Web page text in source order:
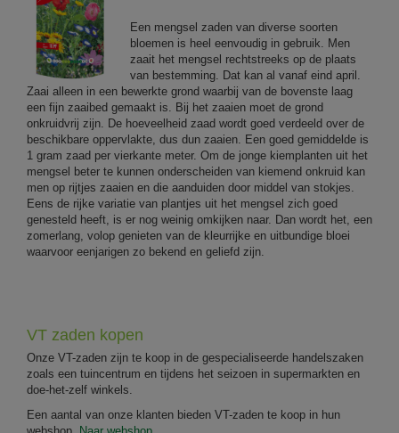
Een mengsel zaden van diverse soorten
bloemen is heel eenvoudig in gebruik. Men
zaait het mengsel rechtstreeks op de plaats
van bestemming. Dat kan al vanaf eind april.
Zaai alleen in een bewerkte grond waarbij van de bovenste laag
een fijn zaaibed gemaakt is. Bij het zaaien moet de grond
onkruidvrij zijn. De hoeveelheid zaad wordt goed verdeeld over de
beschikbare oppervlakte, dus dun zaaien. Een goed gemiddelde is
1 gram zaad per vierkante meter. Om de jonge kiemplanten uit het
mengsel beter te kunnen onderscheiden van kiemend onkruid kan
men op rijtjes zaaien en die aanduiden door middel van stokjes.
Eens de rijke variatie van plantjes uit het mengsel zich goed
genesteld heeft, is er nog weinig omkijken naar. Dan wordt het, een
zomerlang, volop genieten van de kleurrijke en uitbundige bloei
waarvoor eenjarigen zo bekend en geliefd zijn.
VT zaden kopen
Onze VT-zaden zijn te koop in de gespecialiseerde handelszaken
zoals een tuincentrum en tijdens het seizoen in supermarkten en
doe-het-zelf winkels.
Een aantal van onze klanten bieden VT-zaden te koop in hun